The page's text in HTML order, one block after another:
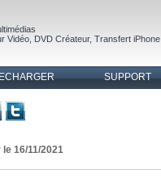
Vidéo DVD Créateur, Transfert iPhone
SUPPORT
le 16/11/2021